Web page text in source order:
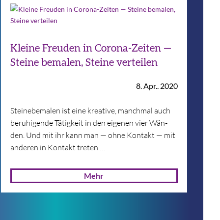
Kleine Freuden in Corona-Zeiten —
Steine bemalen, Steine verteilen
8. Apr.. 2020
Stein­ebe­ma­len ist eine krea­tive, manch­mal auch
beru­hi­gende Tätig­keit in den eige­nen vier Wän­
den. Und mit ihr kann man — ohne Kon­takt — mit
ande­ren in Kon­takt treten …
Mehr